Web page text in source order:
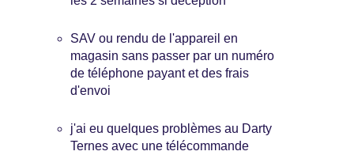
SAV ou rendu de l'appareil en
magasin sans passer par un numéro
de téléphone payant et des frais
d'envoi
j'ai eu quelques problèmes au Darty
Ternes avec une télécommande